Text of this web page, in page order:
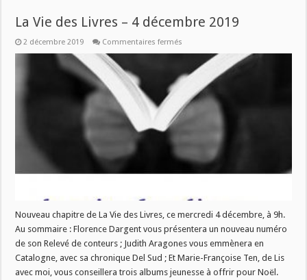
La Vie des Livres – 4 décembre 2019
2 décembre 2019 Commentaires fermés
des
Livres
décembre
2019
Nouveau chapitre de La Vie des Livres, ce mercredi 4 décembre, à 9h.
Au sommaire : Florence Dargent vous présentera un nouveau numéro
de son Relevé de conteurs ; Judith Aragones vous emmènera en
Catalogne, avec sa chronique Del Sud ; Et Marie-Françoise Ten, de Lis
avec moi, vous conseillera trois albums jeunesse à offrir pour Noël.